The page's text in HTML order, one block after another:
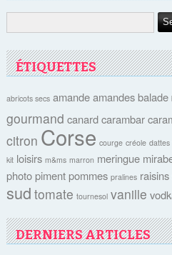
ÉTIQUETTES
abricots secs amande amandes balade
gourmand canard carambar
citron Corse courge créole dattes
kit loisirs m&ms marron meringue
photo piment pommes pralines
sud tomate tournesol vanille
DERNIERS ARTICLES